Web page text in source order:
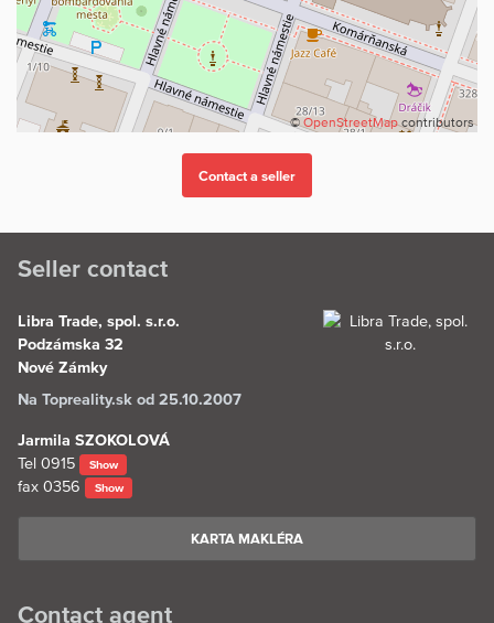
©OpenStreetMapcontributors
Seller contact
Libra Trade, spol. s.r.o.
Podzámska 32
Nové Zámky
Na Topreality.sk od 25.10.2007
Jarmila SZOKOLOVÁ
Tel 0915 Show
fax 0356 Show
KARTA MAKLÉRA
Contact agent